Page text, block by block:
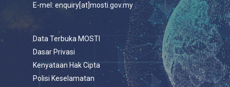
E-mel: enquiry[at]mosti.gov.my
Data Terbuka MOSTI
Dasar Privasi
Kenyataan Hak Cipta
Polisi Keselamatan